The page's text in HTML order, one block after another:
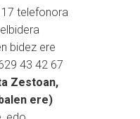
telefonora
bidez ere
43 42 67
Zestoan,
ere)